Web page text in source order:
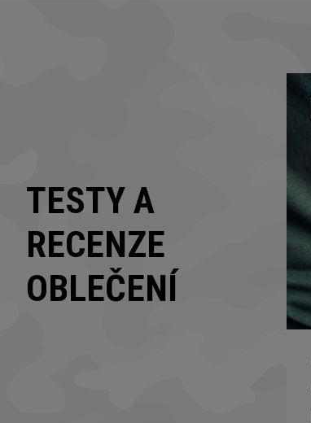
TESTY A
RECENZE
OBLEČENÍ